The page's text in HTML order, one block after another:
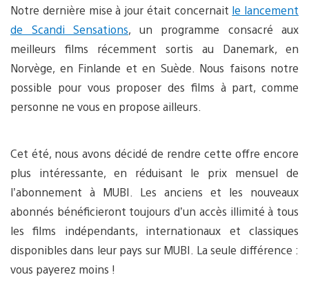
Notre dernière mise à jour était concernait le lancement
de Scandi Sensations, un programme consacré aux
meilleurs films récemment sortis au Danemark, en
Norvège, en Finlande et en Suède. Nous faisons notre
possible pour vous proposer des films à part, comme
personne ne vous en propose ailleurs.
Cet été, nous avons décidé de rendre cette offre encore
plus intéressante, en réduisant le prix mensuel de
l’abonnement à MUBI. Les anciens et les nouveaux
abonnés bénéficieront toujours d’un accès illimité à tous
les films indépendants, internationaux et classiques
disponibles dans leur pays sur MUBI. La seule différence :
vous payerez moins !